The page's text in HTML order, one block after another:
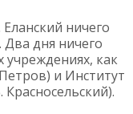
ничего
Два дня ничего
как
и Институт